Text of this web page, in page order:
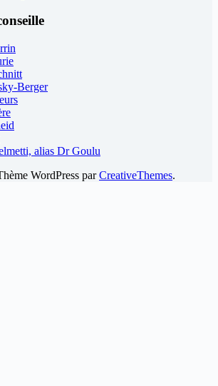
Berger
alias Dr Goulu
WordPress parCreativeThemes.